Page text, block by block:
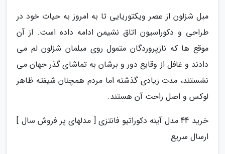
مبل شزلون از عصر ویکتوریایی تا به امروز به حیات خود در
طراحی و دکوراسیون اتاق نشیمن ادامه داده است. از آن
موقع ها که نازپروردگان متمول روی مبلمان شزلون لم می
دادند و غافل از وقایع دور و برشان به تماشای گذر جهان می
نشستند، مدت زیادی گذشته اما مردم همچنان شیفته ظاهر
لوکس و اصل راحت آن هستند.
خرید 44 مدل آینه دکوراتیو فانتزی [ مدلهای پر فروش سال ]
ارسال سریع